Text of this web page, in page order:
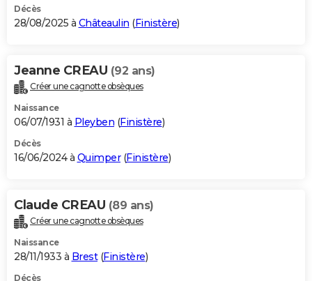
BONS PLANS
Carte de Noël
Carte Bonne année
Carte Saint-Valentin
Carte Pâques
Carte d'anniversaire
DICTIONNAIRE
Dictionnaire
Biographies
Citations
Expressions
Proverbes
PROGRAMME TV
S'inscrire
Se connecter
Lycées
Collèges
Primaires
Universités
Entreprises
Service militaire
Avis de recherche
AVIS DE DÉCÈS
Bricolage
Lifestyle
Culture
Sport
Auto
Television
Voyage
Cinema
Décès
28/08/2025 à Châteaulin (Finistère)
Jeanne CREAU (92 ans)
Créer une cagnotte obsèques
Naissance
06/07/1931 à Pleyben (Finistère)
Décès
16/06/2024 à Quimper(Finistère)
Claude CREAU (89 ans)
Créer une cagnotte obsèques
Naissance
28/11/1933 à Brest(Finistère)
Décès